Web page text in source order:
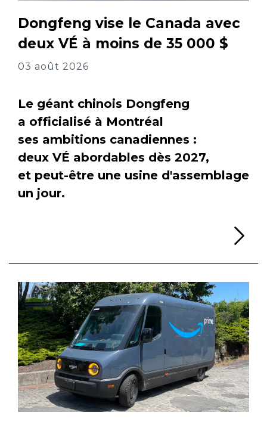
Dongfeng vise le Canada avec
deux VÉ à moins de 35 000 $
03 août 2026
Le géant chinois Dongfeng
a officialisé à Montréal
ses ambitions canadiennes :
deux VÉ abordables dès 2027,
et peut-être une usine d'assemblage
un jour.